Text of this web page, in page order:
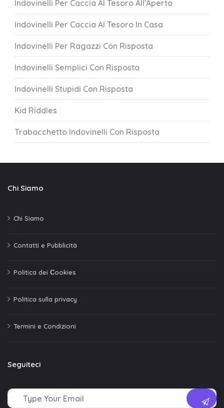
Indovinelli Per Caccia Al Tesoro All'Aperto
Indovinelli Per Caccia Al Tesoro In Casa
Indovinelli Per Ragazzi Con Risposta
Indovinelli Semplici Con Risposta
Indovinelli Stupidi Con Risposta
Kid Riddles
Trabocchetto Indovinelli Con Risposta
Chi Siamo
Chi Siamo
Contatti e Pubblicità
Politica dei Сookies
Politica sulla privacy
Termini e Condizioni
Seguiteci